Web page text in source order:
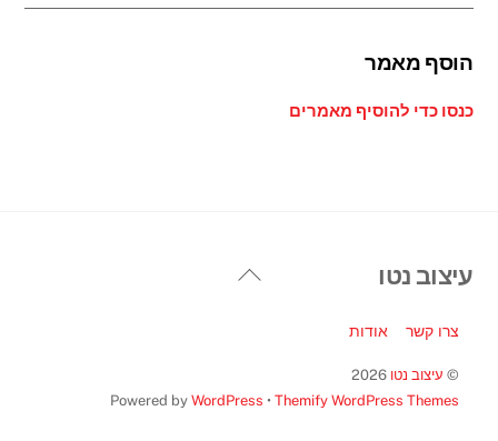
הוסף מאמר
כנסו כדי להוסיף מאמרים
Back
עיצוב נטו
צרו קשר אודות
© עיצוב נטו 2026
Powered by WordPress • Themify WordPress Themes